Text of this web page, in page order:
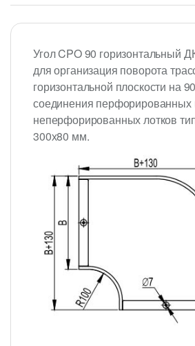
Угол CPO 90 горизонтальный
для организация поворота
горизонтальной плоскости на
соединения перфорированных
неперфорированных лотков
300х80 мм.